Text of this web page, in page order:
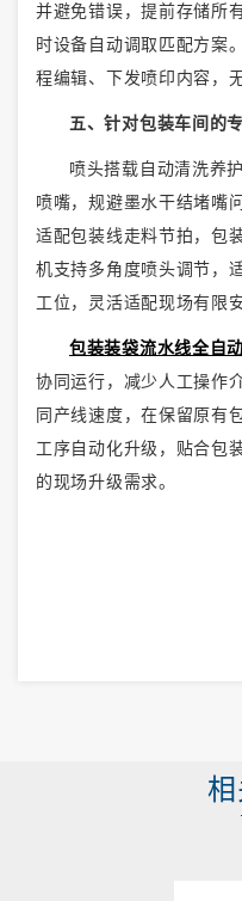
并避免错误，提前存储所
时设备自动调取匹配方案
程编辑、下发喷印内容，
五、针对包装车间的
喷头搭载自动清洗养
喷嘴，规避墨水干结堵嘴
适配包装线走料节拍，包
机支持多角度喷头调节，
工位，灵活适配现场有限
包装装袋流水线全自
协同运行，减少人工操作
同产线速度，在保留原有
工序自动化升级，贴合包
的现场升级需求。